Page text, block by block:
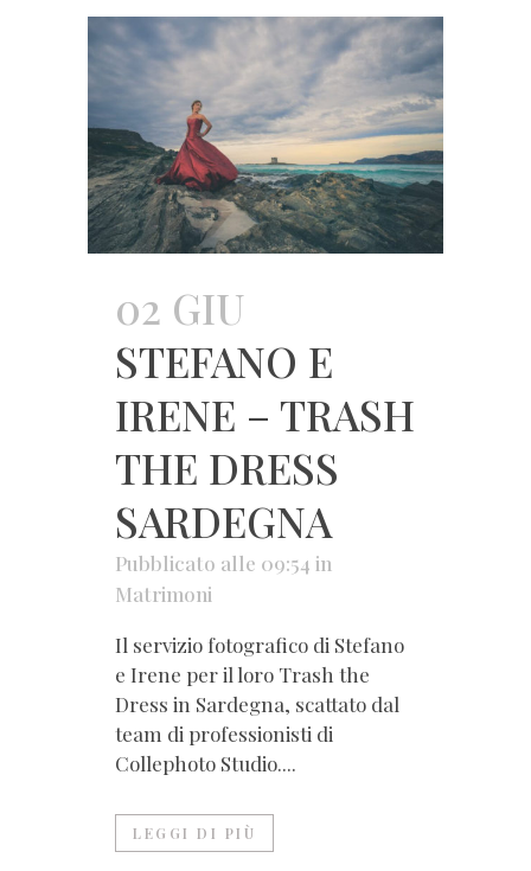
02 GIU
STEFANO E
IRENE – TRASH
THE DRESS
SARDEGNA
Pubblicato alle 09:54 in
Matrimoni
Il servizio fotografico di Stefano
e Irene per il loro Trash the
Dress in Sardegna, scattato dal
team di professionisti di
Collephoto Studio....
LEGGI DI PIÙ